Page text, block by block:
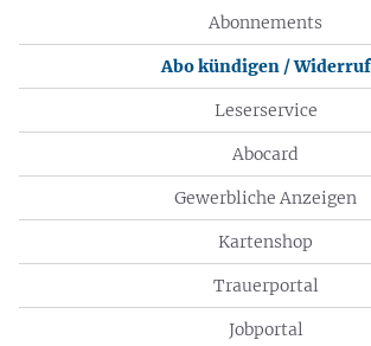
Abonnements
Abo kündigen / Widerruf
Leserservice
Abocard
Gewerbliche Anzeigen
Kartenshop
Trauerportal
Jobportal